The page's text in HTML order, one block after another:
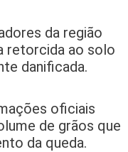
da região
retorcida ao solo
danificada.
oficiais
de grãos que
da queda.